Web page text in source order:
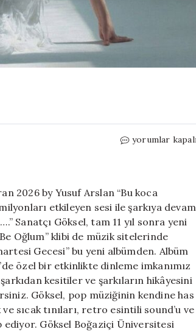
Göksel:
gibi
için
yorumlar
2026 by Yusuf Arslan “Bu koca
etkileyen sesi ile şarkıya devam
Sanatçı Göksel, tam 11 yıl sonra yeni
Oğlum” klibi de müzik sitelerinde
Gecesi” bu yeni albümden. Albüm
özel bir etkinlikte dinleme imkanımız
kesitiler ve şarkıların hikâyesini
Göksel, pop müziğinin kendine has
sıcak tınıları, retro esintili sound’u ve
ediyor. Göksel Boğaziçi Üniversitesi